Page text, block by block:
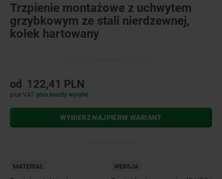
Trzpienie montażowe z uchwytem
grzybkowym ze stali nierdzewnej,
kołek hartowany
od 122,41 PLN
plus VAT plus koszty wysyłki
WYBIERZ NAJPIERW WARIANT
MATERIAŁ WERSJA